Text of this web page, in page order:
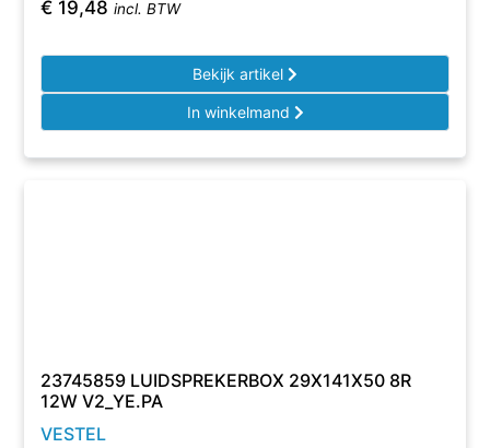
€ 19,48 incl. BTW
Bekijk artikel
In winkelmand
23745859 LUIDSPREKERBOX 29X141X50 8R
12W V2_YE.PA
VESTEL